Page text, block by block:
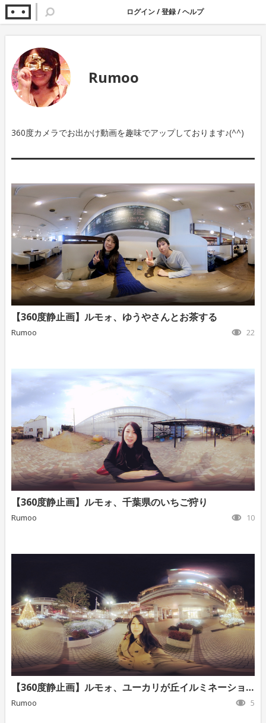
ログイン/登録/ヘルプ
Rumoo
360度カメラでお出かけ動画を趣味でアップしております♪(^^)
【360度静止画】ルモォ、ゆうやさんとお茶する
Rumoo 22
【360度静止画】ルモォ、千葉県のいちご狩り
Rumoo 10
【360度静止画】ルモォ、ユーカリが丘イルミネーション③
Rumoo 5